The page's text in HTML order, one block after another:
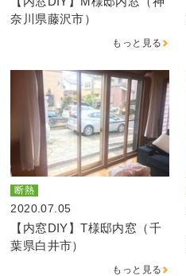
奈川県藤沢市）
もっと見る
断熱
2020.07.05
【内窓DIY】T様邸内窓（千
葉県白井市）
もっと見る